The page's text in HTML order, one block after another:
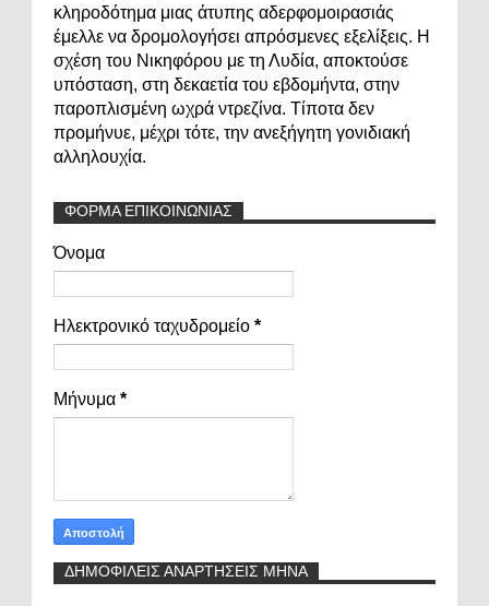
κληροδότημα μιας άτυπης αδερφομοιρασιάς
έμελλε να δρομολογήσει απρόσμενες εξελίξεις. Η
σχέση του Νικηφόρου με τη Λυδία, αποκτούσε
υπόσταση, στη δεκαετία του εβδομήντα, στην
παροπλισμένη ωχρά ντρεζίνα. Τίποτα δεν
προμήνυε, μέχρι τότε, την ανεξήγητη γονιδιακή
αλληλουχία.
ΦΟΡΜΑ ΕΠΙΚΟΙΝΩΝΙΑΣ
Όνομα
Ηλεκτρονικό ταχυδρομείο *
Μήνυμα *
ΔΗΜΟΦΙΛΕΙΣ ΑΝΑΡΤΗΣΕΙΣ ΜΗΝΑ